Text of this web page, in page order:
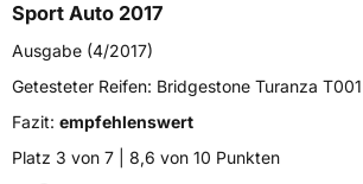
Lastindex95
Höchstlast690 kg
Gewicht (in kg)12,742 kg
Generelle Merkmale
Sport Auto 2017
Ausgabe (4/2017)
Getesteter Reifen: Bridgestone Turanza
Fazit: empfehlenswert
Platz 3 von 7 | 8,6 von 10 Punkten